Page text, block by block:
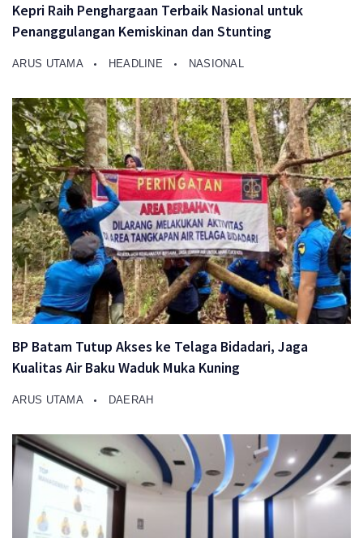
Kepri Raih Penghargaan Terbaik Nasional untuk
Penanggulangan Kemiskinan dan Stunting
ARUS UTAMA HEADLINE NASIONAL
BP Batam Tutup Akses ke Telaga Bidadari, Jaga
Kualitas Air Baku Waduk Muka Kuning
ARUS UTAMA DAERAH